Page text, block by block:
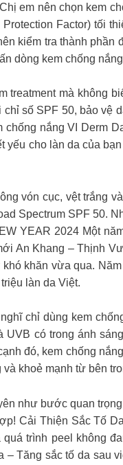
em nên chọn kem
Factor) tối
kiểm tra thành
dòng kem chống
treatment mà không
số SPF 50, bảo vệ
nắng VI Derm
cho làn da của
vón cục, vệt trắng
Spectrum SPF 50.
YEAR 2024 Một
An Khang – Thịnh
khăn vừa qua.
làn da Việt.
chỉ dùng kem
có trong ánh
đó, kem chống
khoẻ mạnh từ bên
như bước quan
Cải Thiện Sắc Tố
trình peel không
Tăng sắc tố da sau